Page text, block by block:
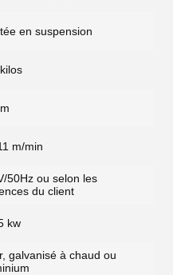
en suspension
m/min
50Hz ou selon les
du client
kw
galvanisé à chaud ou